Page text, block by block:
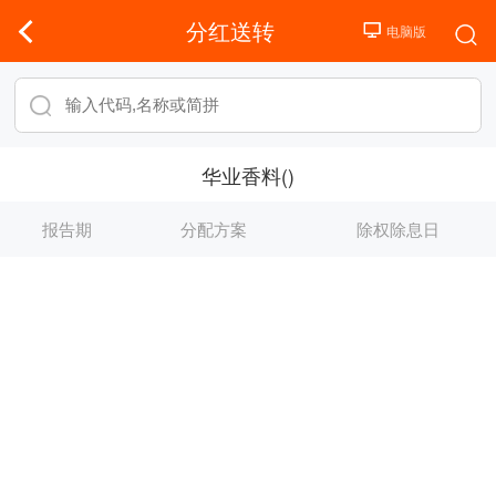
分红送转
华业香料()
报告期 分配方案 除权除息日